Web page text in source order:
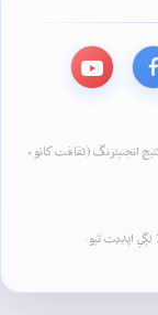
انجنيئرنگ (ثقافت کاتو،